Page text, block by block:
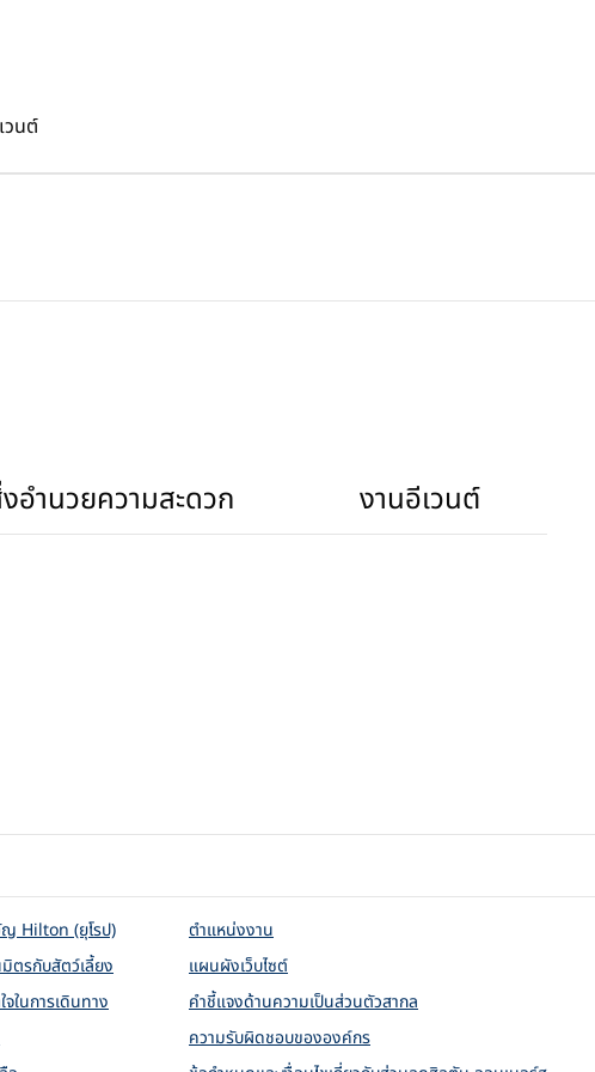
วนต์
อำนวยความสะดวก งานอีเวนต์
Hilton (ยุโรป)
ตรกับสัตว์เลี้ยง
ในการเดินทาง
ตำแหน่งงาน
แผนผังเว็บไซต์
คำชี้แจงด้านความเป็นส่วนตัวสากล
ความรับผิดชอบขององค์กร